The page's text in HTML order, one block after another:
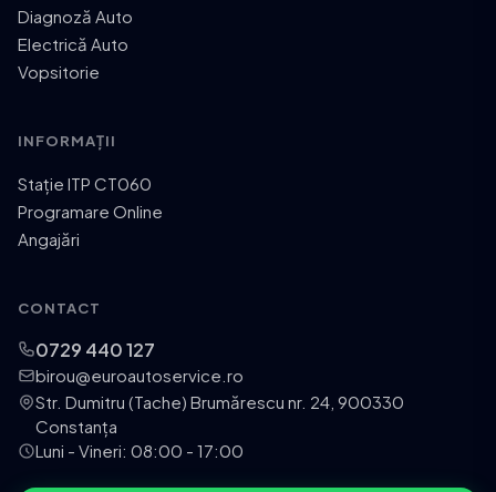
Diagnoză Auto
Electrică Auto
Vopsitorie
INFORMAȚII
Stație ITP CT060
Programare Online
Angajări
CONTACT
0729 440 127
birou@euroautoservice.ro
Str. Dumitru (Tache) Brumărescu nr. 24, 900330
Constanța
Luni - Vineri: 08:00 - 17:00